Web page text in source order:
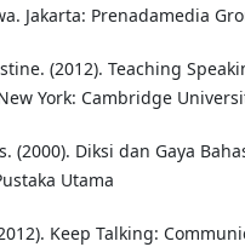
Jakarta: Prenadamedia
(2012). Teaching
York: Cambridge
(2000). Diksi dan Gaya
Utama
Keep Talking: